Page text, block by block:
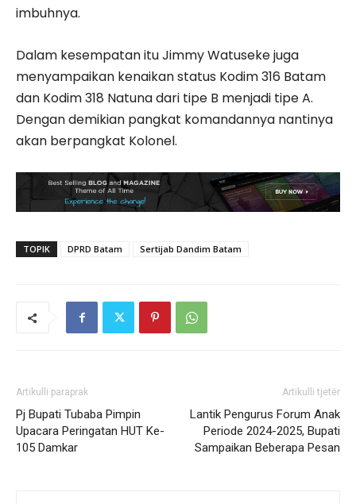
imbuhnya.
Dalam kesempatan itu Jimmy Watuseke juga
menyampaikan kenaikan status Kodim 316 Batam
dan Kodim 318 Natuna dari tipe B menjadi tipe A.
Dengan demikian pangkat komandannya nantinya
akan berpangkat Kolonel.
TOPIK DPRD Batam Sertijab Dandim Batam
Artikulli paraprak
Pj Bupati Tubaba Pimpin
Upacara Peringatan HUT Ke-
105 Damkar
Artikulli tjetër
Lantik Pengurus Forum Anak
Periode 2024-2025, Bupati
Sampaikan Beberapa Pesan